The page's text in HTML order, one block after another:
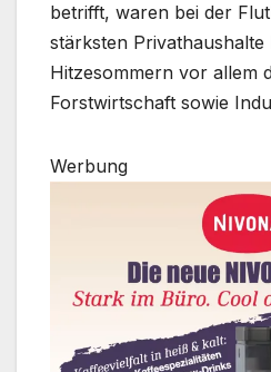
betrifft, waren bei der
stärksten
Hitzesommern vor allem
Forstwirtschaft sowie
Werbung